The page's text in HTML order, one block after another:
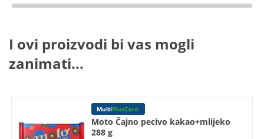
I ovi proizvodi bi vas mogli
zanimati...
MultiPlusCard
Moto Čajno pecivo kakao+mlijeko
288 g